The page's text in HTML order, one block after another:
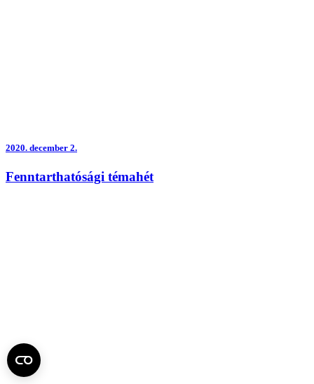
2020. december 2.
Fenntarthatósági témahét